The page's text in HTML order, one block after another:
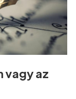
vagy az